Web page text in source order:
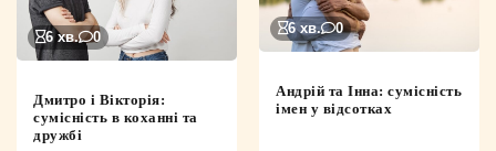
6 хв. 0
Дмитро і Вікторія:
сумісність в коханні та
дружбі
6 хв. 0
Андрій та Інна: сумісність
імен у відсотках